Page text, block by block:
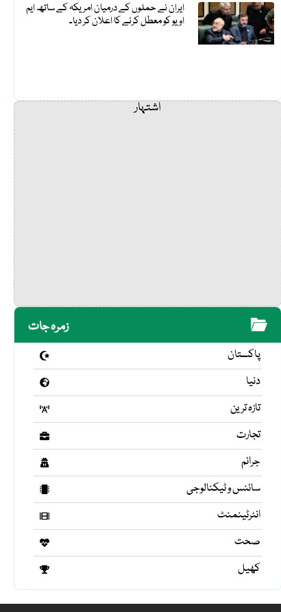
ایران نے حملوں کے درمیان امریکہ کے ساتھ ایم
او یو کو معطل کرنے کا اعلان کر دیا۔
اشتہار
زمرہ جات
پاکستان
دنیا
تازہ ترین
تجارت
جرائم
سائنس و ٹیکنالوجی
انٹرٹینمنٹ
صحت
کھیل